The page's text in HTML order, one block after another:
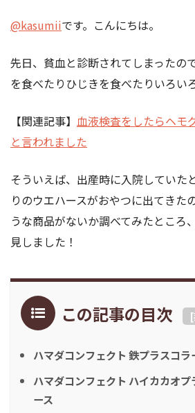
@kasumiiです。こんにちは。
先日、貧血と診断されてしまったの
を食べたりひじきを食べたりいろい
【関連記事】 血液検査をしたらヘモ
と言われました
そういえば、出産時に入院していた
りのウエハースがおやつに出てきた
うな商品がないか調べてみたところ
見しました！
この記事の目次 [
ハマダコンフェクト 鉄プラスコラ
ハマダコンフェクト ハイカカオ
ース